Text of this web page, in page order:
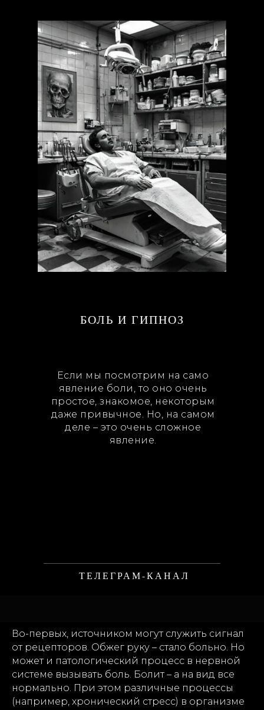
Если мы посмотрим на само
явление боли, то оно очень
простое, знакомое, некоторым
даже привычное. Но, на самом
деле – это очень сложное
явление.
БОЛЬ И ГИПНОЗ
ТЕЛЕГРАМ-КАНАЛ
Во-первых, источником могут служить сигнал
от рецепторов. Обжег руку – стало больно. Но
может и патологический процесс в нервной
системе вызывать боль. Болит – а на вид все
нормально. При этом различные процессы
(например, хронический стресс) в организме